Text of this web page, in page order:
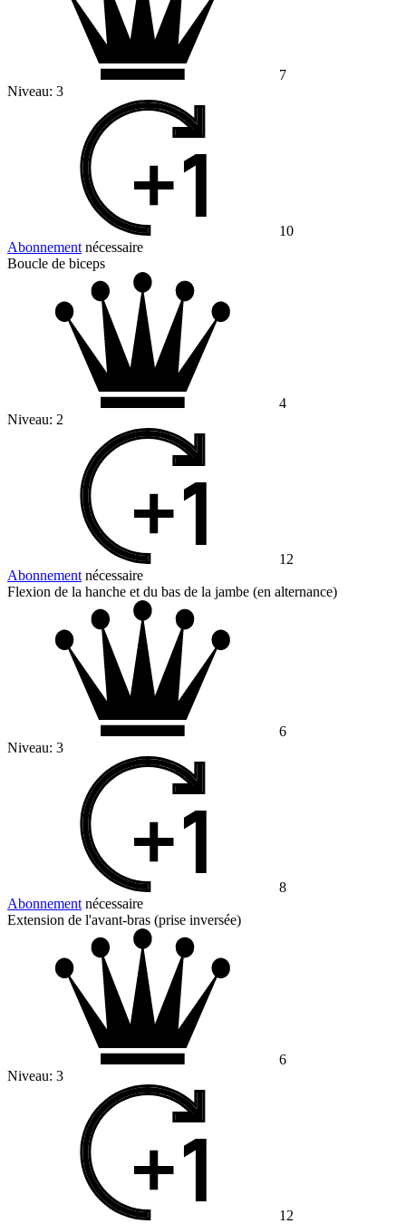
7
Niveau: 3
10
Abonnement nécessaire
Boucle de biceps
4
Niveau: 2
12
Abonnement nécessaire
Flexion de la hanche et du bas de la jambe (en alternance)
6
Niveau: 3
8
Abonnement nécessaire
Extension de l'avant-bras (prise inversée)
6
Niveau: 3
12